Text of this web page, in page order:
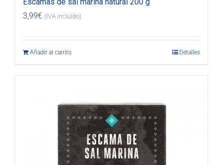
Escamas de sal marina natural 200 g
3,99€ (IVA incluido)
Añadir al carrito Detalles